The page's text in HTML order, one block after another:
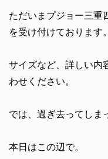
ただいまプジョー三重
を受け付けております。
サイズなど、詳しい内
わせください。
では、過ぎ去ってしま
本日はこの辺で。